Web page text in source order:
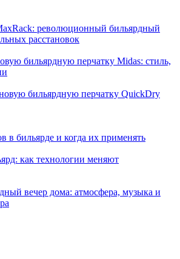
революционный бильярдный
расстановок
бильярдную перчатку Midas: стиль,
бильярдную перчатку QuickDry
в бильярде и когда их применять
как технологии меняют
вечер дома: атмосфера, музыка и